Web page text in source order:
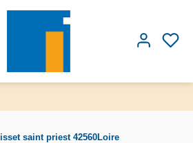
saint priest 42560Loire